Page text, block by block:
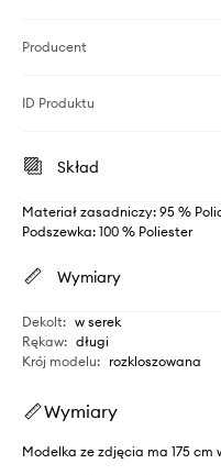
Producent
ID Produktu
Skład
Materiał zasadniczy: 95 %
Podszewka: 100 % Poliester
Wymiary
Dekolt: w serek
Rękaw: długi
Krój modelu: rozkloszowana
Wymiary
Modelka ze zdjęcia ma 175 cm